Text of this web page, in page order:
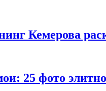
Кемерова
25 фото